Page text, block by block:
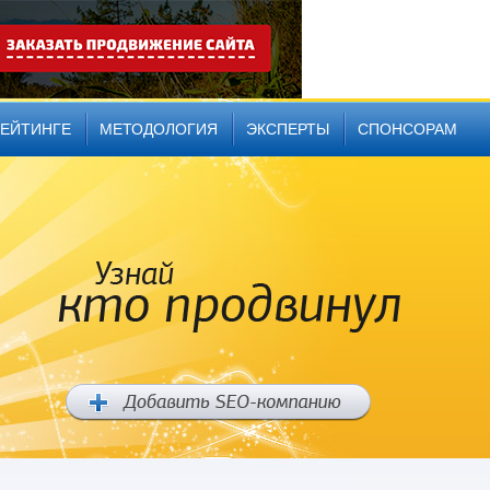
МЕТОДОЛОГИЯ ЭКСПЕРТЫ СПОНСОРАМ